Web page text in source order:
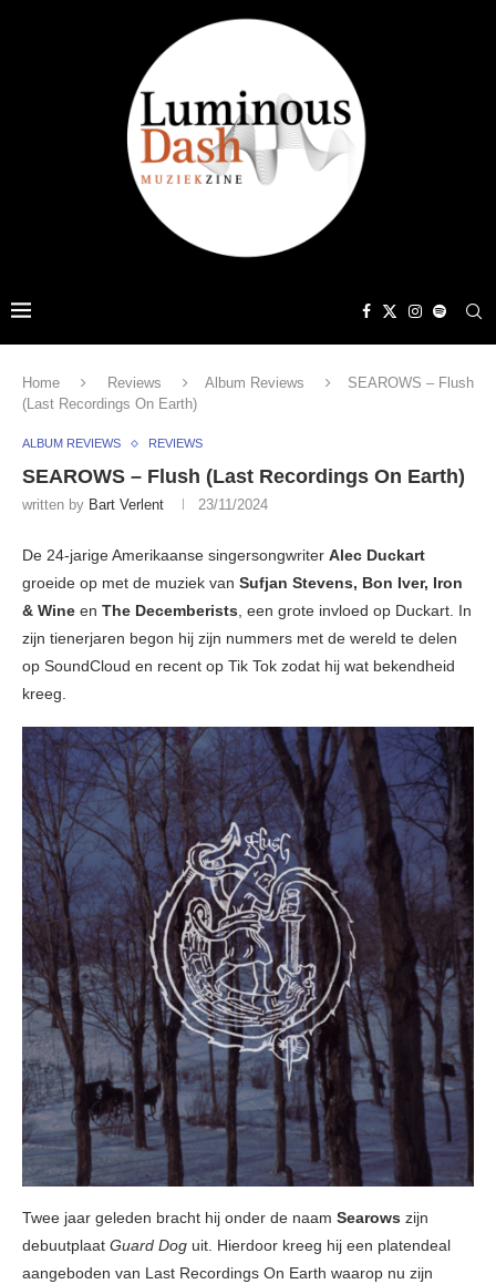
Home Reviews Album Reviews
SEAROWS – Flush
(Last Recordings On Earth)
ALBUM REVIEWS REVIEWS
SEAROWS – Flush (Last Recordings On Earth)
written by Bart Verlent 23/11/2024
De 24-jarige Amerikaanse singersongwriter Alec Duckart
groeide op met de muziek van Sufjan Stevens, Bon Iver, Iron
& Wine en The Decemberists, een grote invloed op Duckart. In
zijn tienerjaren begon hij zijn nummers met de wereld te delen
op SoundCloud en recent op Tik Tok zodat hij wat bekendheid
kreeg.
Twee jaar geleden bracht hij onder de naam Searows zijn
debuutplaat Guard Dog uit. Hierdoor kreeg hij een platendeal
aangeboden van Last Recordings On Earth waarop nu zijn